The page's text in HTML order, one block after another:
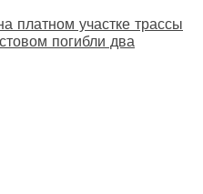
платном участке трассы
погибли два